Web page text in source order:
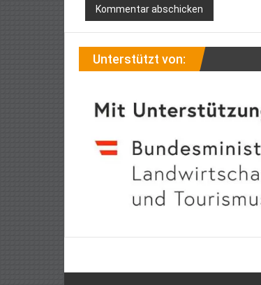
Unterstützt von: